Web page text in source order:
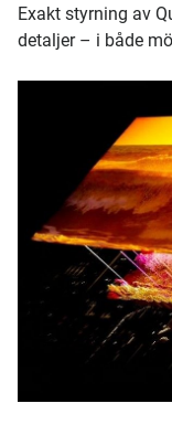
Exakt styrning av
detaljer – i både